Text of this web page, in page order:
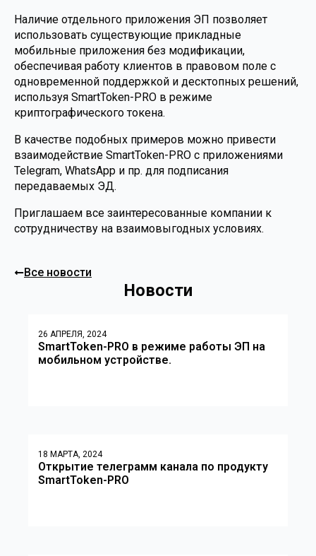
Наличие отдельного приложения ЭП позволяет
использовать существующие прикладные
мобильные приложения без модификации,
обеспечивая работу клиентов в правовом поле с
одновременной поддержкой и десктопных решений,
используя SmartToken-PRO в режиме
криптографического токена.
В качестве подобных примеров можно привести
взаимодействие SmartToken-PRO с приложениями
Telegram, WhatsApp и пр. для подписания
передаваемых ЭД.
Приглашаем все заинтересованные компании к
сотрудничеству на взаимовыгодных условиях.
Все новости
Новости
26 АПРЕЛЯ, 2024
SmartToken-PRO в режиме работы ЭП на
мобильном устройстве.
18 МАРТА, 2024
Открытие телеграмм канала по продукту
SmartToken-PRO